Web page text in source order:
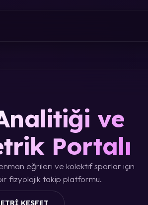
ve
Portalı
eğrileri ve kolektif sporlar için
fizyolojik takip platformu.
KEŞFET